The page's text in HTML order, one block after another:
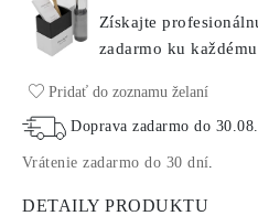
Získajte
zadarmo ku
Pridať do zoznamu želaní
Doprava zadarmo do
Vrátenie zadarmo do 30 dní.
DETAILY PRODUKTU